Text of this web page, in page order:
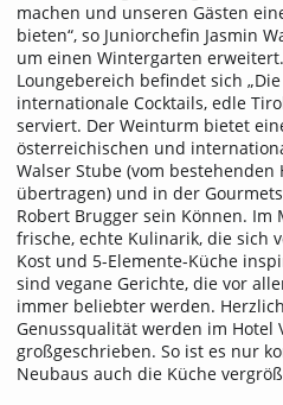
machen und unseren Gästen
bieten“, so Juniorchefin Jasmin
um einen Wintergarten
Loungebereich befindet sich
internationale Cocktails, edle
serviert. Der Weinturm bietet
österreichischen und
Walser Stube (vom
übertragen) und in der
Robert Brugger sein Können.
frische, echte Kulinarik, die sich
Kost und 5-Elemente-Küche
sind vegane Gerichte, die vor
immer beliebter werden.
Genussqualität werden im Hotel
großgeschrieben. So ist es nur
Neubaus auch die Küche